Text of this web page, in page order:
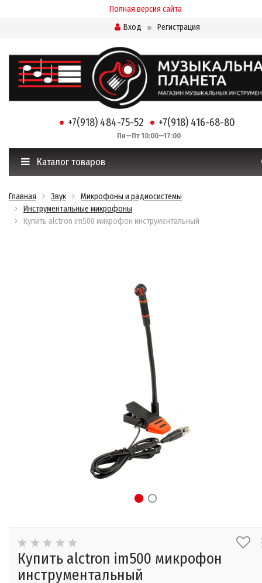
Полная версия сайта
Вход
Регистрация
+7(918) 484-75-52 +7(918) 416-68-80
Пн—Пт 10:00—17:00
Каталог товаров
Главная Звук
Микрофоны и радиосистемы
Инструментальные микрофоны
Купить alctron im500 микрофон инструментальный
Купить alctron im500 микрофон
инструментальный